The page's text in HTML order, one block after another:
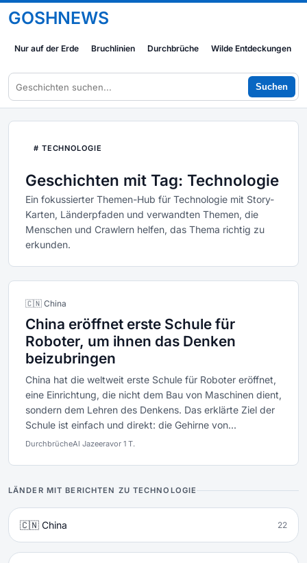
GOSHNEWS
Nur auf der Erde Bruchlinien Durchbrüche Wilde Entdeckungen
Suchen
# TECHNOLOGIE
Geschichten mit Tag: Technologie
Ein fokussierter Themen-Hub für Technologie mit Story-
Karten, Länderpfaden und verwandten Themen, die
Menschen und Crawlern helfen, das Thema richtig zu
erkunden.
🇨🇳 China
China eröffnet erste Schule für
Roboter, um ihnen das Denken
beizubringen
China hat die weltweit erste Schule für Roboter eröffnet,
eine Einrichtung, die nicht dem Bau von Maschinen dient,
sondern dem Lehren des Denkens. Das erklärte Ziel der
Schule ist einfach und direkt: die Gehirne von...
DurchbrücheAl Jazeeravor 1 T.
LÄNDER MIT BERICHTEN ZU TECHNOLOGIE
🇨🇳 China 22